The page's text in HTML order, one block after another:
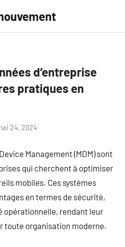
d’entreprise
pratiques en
24, 2024
Management (MDM) sont
qui cherchent à optimiser
mobiles. Ces systèmes
en termes de sécurité,
opérationnelle, rendant leur
toute organisation moderne.